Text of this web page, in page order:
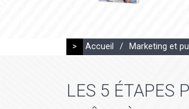
> Accueil / Marketing et
LES 5 ÉTAPES